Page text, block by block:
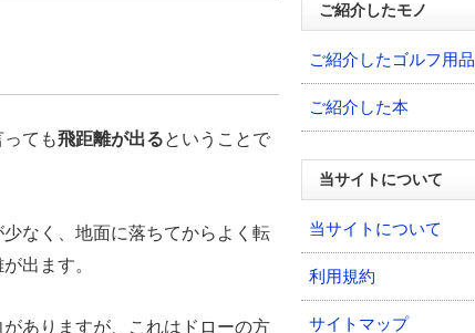
ても飛距離が出るということで
なく、地面に落ちてからよく転
出ます。
ありますが、これはドローの方
ご紹介したモノ
ご紹介したゴルフ用品
ご紹介した本
当サイトについて
当サイトについて
利用規約
サイトマップ